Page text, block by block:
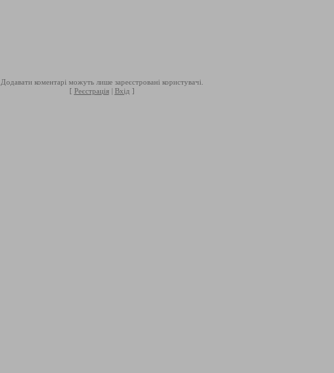
Додавати коментарі можуть лише зареєстровані користувачі.
[ Реєстрація| Вхід ]